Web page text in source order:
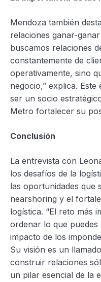
Mendoza también
relaciones ganar-
buscamos relaciones
constantemente de
operativamente, sino
negocio,” explica.
ser un socio
Metro fortalecer su
Conclusión
La entrevista con
los desafíos de la
las oportunidades que
nearshoring y el
logística. “El reto más
ordenar lo que
impacto de los
Su visión es un
construir relaciones
un pilar esencial de la